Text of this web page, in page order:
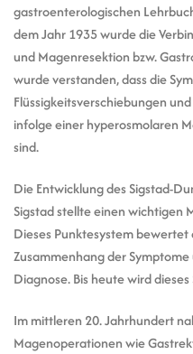
gastroenterologischen
dem Jahr 1935 wurde die
und Magenresektion bzw.
wurde verstanden, dass die
Flüssigkeitsverschiebungen
infolge einer hyperosmolaren
sind.
Die Entwicklung des Sigstad-
Sigstad stellte einen wichtigen
Dieses Punktesystem bewertet
Zusammenhang der
Diagnose. Bis heute wird
Im mittleren 20. Jahrhundert
Magenoperationen wie